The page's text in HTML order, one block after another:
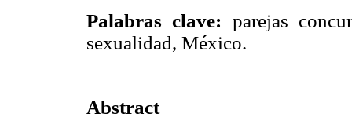
Palabras clave: parejas
sexualidad, México.
Abstract